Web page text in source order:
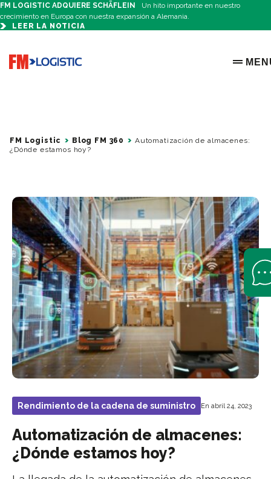
FM LOGISTIC ADQUIERE SCHÄFLEIN
Un hito importante en nuestro
crecimiento en Europa con nuestra expansión a Alemania.
LEER LA NOTICIA
Go to home page
OPEN
FM Logistic Blog FM 360
Automatización de almacenes:
¿Dónde estamos hoy?
Rendimiento de la cadena de suministro En abril 24, 2023
Automatización de almacenes:
¿Dónde estamos hoy?